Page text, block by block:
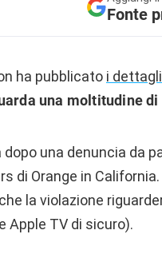
Fonte
ha pubblicato i dettagli
una moltitudine
dopo una denuncia da
di Orange in
la violazione
Apple TV di sicuro).